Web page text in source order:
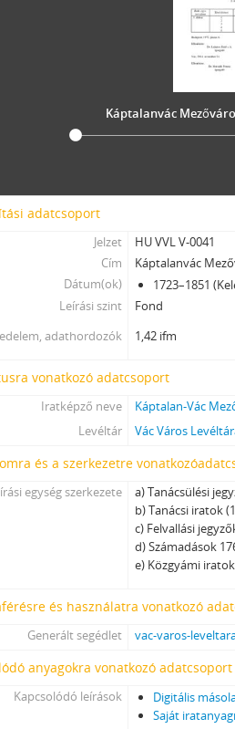
[Fond] 0077 - Vác Mezőváros
[Fond] 0078 - Vác Mezőváros
[Fond] 0091 - Vác Város Képviselő-
[Fond] 0092 - Vác Város
[Fond] 0093 - Vác város
[Fond] 0094 - Vác Város
[Fond] 0095 - Vác Város
[Fond] 0098 - Vác város
[Fond] 0100 - Vác város
[Fond] 0101 - Vác város
[Fond] 0102 - Vác Város Végrehajtói
[Fond] 0103 - Vác Város Javadalmi
[Fond] 0104 - Vác város
[fondfőcsoport] IX - TESTÜLETEK,
[fondfőcsoport] X - EGYESÜLETEK,
[fondfőcsoport] XI - GAZDASÁGI
[fondfőcsoport] XIII - CSALÁDOK,
[fondfőcsoport] XIV - SZEMÉLYEK,
[fondfőcsoport] XV - GYŰJTEMÉNYEK,
[fondfőcsoport] XVI - A
[fondfőcsoport] XVII - NÉPHATALMI ÉS
[fondfőcsoport] XXIV - AZ
[fondfőcsoport] XXX - SZÖVETKEZETEK,
[fondfőcsoport] XXXVII - MEGYEI JOGÚ
Káptalanvác
adatcsoport
Jelzet
HU VVL V-0041
Cím
Káptalanvác
Dátum(ok)
1723–1851
Leírási szint
Fond
adathordozók
1,42 ifm
vonatkozó adatcsoport
Iratképző neve
Káptalan-Vác
Levéltár
Vác Város
és a szerkezetre
egység szerkezete
a) Tanácsülési
b) Tanácsi iratok
c) Felvallási
d) Számadások
e) Közgyámi
és használatra vonatkozó
Generált segédlet vac-varos-
anyagokra vonatkozó adatcsoport
Kapcsolódó leírások
Digitális
Saját